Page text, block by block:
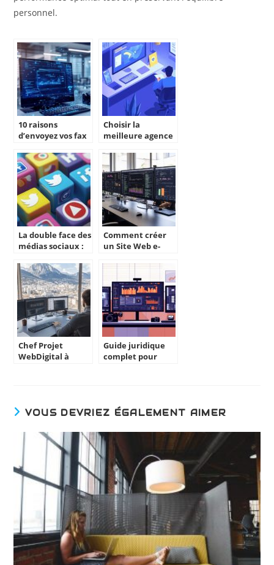
personnel.
10 raisons
d’envoyez vos fax
sans interruption
publicitaire grace
a Internet en 2024
Choisir la
meilleure agence
pour votre projet
digital
La double face des
médias sociaux :
stratégiques pour
votre entreprise
Comment créer
un Site Web e-
2024
Chef Projet
WebDigital à
objectifs business
Guide juridique
complet pour
VOUS DEVRIEZ ÉGALEMENT AIMER